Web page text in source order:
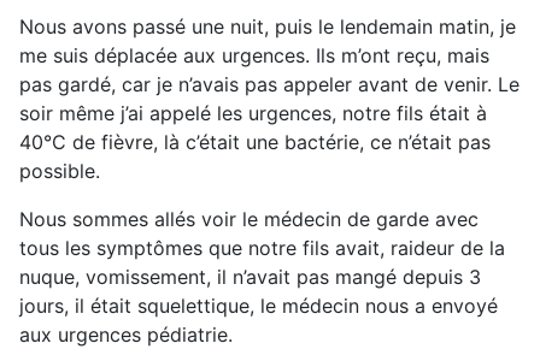
Nous avons passé une nuit, puis le lendemain matin, je
me suis déplacée aux urgences. Ils m’ont reçu, mais
pas gardé, car je n’avais pas appeler avant de venir. Le
soir même j’ai appelé les urgences, notre fils était à
40°C de fièvre, là c’était une bactérie, ce n’était pas
possible.
Nous sommes allés voir le médecin de garde avec
tous les symptômes que notre fils avait, raideur de la
nuque, vomissement, il n’avait pas mangé depuis 3
jours, il était squelettique, le médecin nous a envoyé
aux urgences pédiatrie.